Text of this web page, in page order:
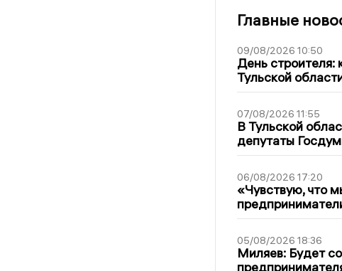
Главные
09/08/2026 10:50
День строителя:
Тульской
07/08/2026 11:55
В Тульской
депутаты
06/08/2026 17:20
«Чувствую, что
05/08/2026 18:36
Миляев: Будет